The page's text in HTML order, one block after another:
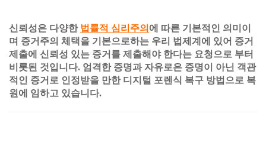
신뢰성은 다양한 법률적 심리주의 에 따른 기본적인 의미이
며 증거주의 체택을 기본으로하는 우리 법제계에 있어 증거
제출에 신뢰성 있는 증거를 제출해야 한다는 요청으로 부터
비롯된 것입니다. 엄격한 증명과 자유로은 증명이 아닌 객관
적인 증거로 인정받을 만한 디지털 포렌식 복구 방법으로 복
원에 임하고 있습니다.